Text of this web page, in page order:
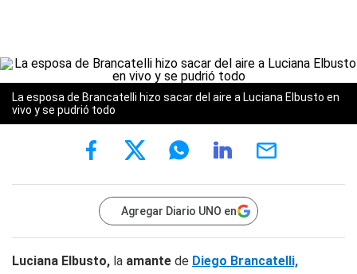
La esposa de Brancatelli hizo sacar del aire a Luciana Elbusto en
vivo y se pudrió todo
Agregar Diario UNO en
Luciana Elbusto, la amante de Diego Brancatelli,